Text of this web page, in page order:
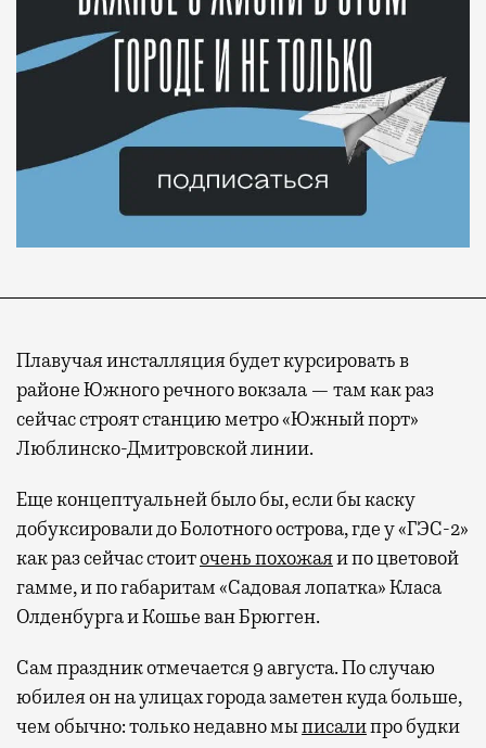
Современный путешественник часто берет
с собой не только чемодан, но и ноутбук.
А ожидание рейса все чаще превращается
спокойно закончить дела или спланировать
активности в путешествии, например
забронировать нужные билеты и рестораны.
Плавучая инсталляция будет курсировать в
районе Южного речного вокзала — там как раз
сейчас строят станцию метро «Южный порт»
Люблинско-Дмитровской линии.
Еще концептуальней было бы, если бы каску
добуксировали до Болотного острова, где у «ГЭС-2»
как раз сейчас стоиточень похожаяи по цветовой
гамме, и по габаритам «Садовая лопатка» Класа
Олденбурга и Кошье ван Брюгген.
Сам праздник отмечается 9 августа. По случаю
юбилея он на улицах города заметен куда больше,
чем обычно: только недавно мыписалипро будки